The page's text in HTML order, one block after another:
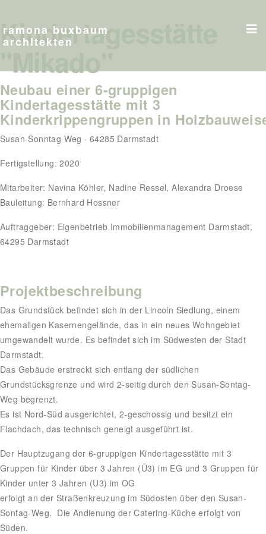
ramona buxbaum
architekten
Kindertagesstätte
"Mikado"
Neubau einer 6-gruppigen
Kindertagesstätte mit 3
Kinderkrippengruppen in
Susan-Sonntag Weg · 64285 Darmstadt
Fertigstellung: 2020
Mitarbeiter: Navina Köhler, Nadine Ressel, Alexandra Droese
Bauleitung: Bernhard Hossner
Auftraggeber: Eigenbetrieb Immobilienmanagement Darmstadt,
64295 Darmstadt
Projektbeschreibung
Das Grundstück befindet sich in der Lincoln Siedlung, einem
ehemaligen Kasernengelände, das in ein neues Wohngebiet
umgewandelt wurde. Es befindet sich im Südwesten der Stadt
Darmstadt.
Das Gebäude erstreckt sich entlang der südlichen
Grundstücksgrenze und wird 2-seitig durch den Susan-Sontag-
Weg begrenzt.
Es ist Nord-Süd ausgerichtet, 2-geschossig und besitzt ein
Flachdach, das technisch geneigt ausgeführt ist.
Der Hauptzugang der 6-gruppigen Kindertagesstätte mit 3
Gruppen für Kinder über 3 Jahren (Ü3) im EG und 3 Gruppen für
Kinder unter 3 Jahren (U3) im OG
erfolgt an der Straßenkreuzung im Südosten über den Susan-
Sontag-Weg. Die Andienung der Catering-Küche erfolgt von
Süden.